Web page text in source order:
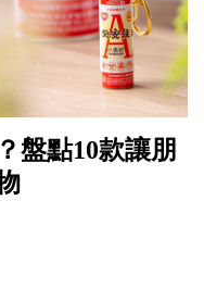
盤點10款讓朋